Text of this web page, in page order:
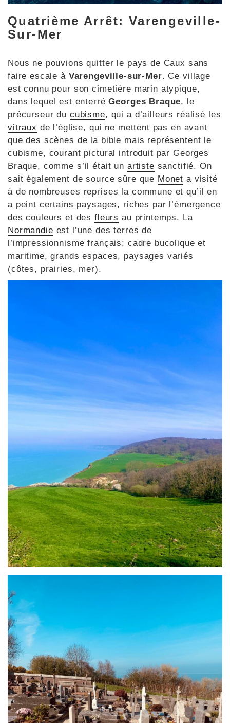
Quatrième Arrêt: Varengeville-
Sur-Mer
Nous ne pouvions quitter le pays de Caux sans
faire escale à Varengeville-sur-Mer. Ce village
est connu pour son cimetière marin atypique,
dans lequel est enterréGeorges Braque, le
précurseur du cubisme, qui a d’ailleurs réalisé les
vitraux de l’église, qui ne mettent pas en avant
que des scènes de la bible mais représentent le
cubisme, courant pictural introduit par Georges
Braque, comme s’il était un artiste sanctifié. On
sait également de source sûre que Monet a visité
à de nombreuses reprises la commune et qu’il en
a peint certains paysages, riches par l’émergence
des couleurs et desfleurs au printemps. La
Normandie est l’une des terres de
l’impressionnisme français: cadre bucolique et
maritime, grands espaces, paysages variés
(côtes, prairies, mer).